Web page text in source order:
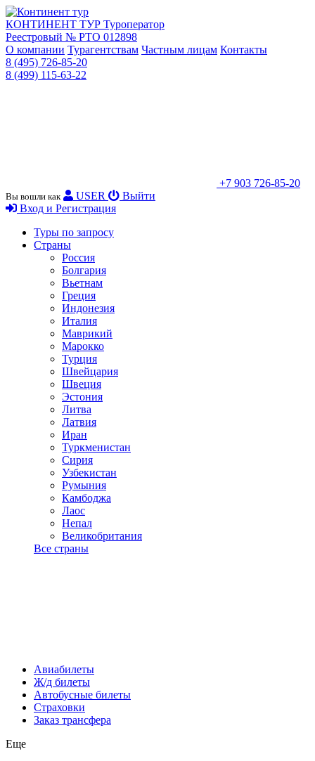
КОНТИНЕНТ ТУР Туроператор
Реестровый № РТО 012898
О компании Турагентствам Частным лицам Контакты
8 (495) 726-85-20
8 (499) 115-63-22
+7 903 726-85-20
Вы вошли как USER
Выйти
Вход и Регистрация
Туры по запросу
Страны
Россия
Болгария
Вьетнам
Греция
Индонезия
Италия
Маврикий
Марокко
Турция
Швейцария
Швеция
Эстония
Литва
Латвия
Иран
Туркменистан
Сирия
Узбекистан
Румыния
Камбоджа
Лаос
Непал
Великобритания
Все страны
Авиабилеты
Ж/д билеты
Автобусные билеты
Страховки
Заказ трансфера
Еще